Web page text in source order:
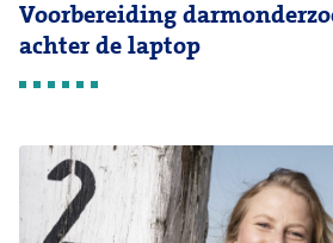
Voorbereiding
achter de laptop